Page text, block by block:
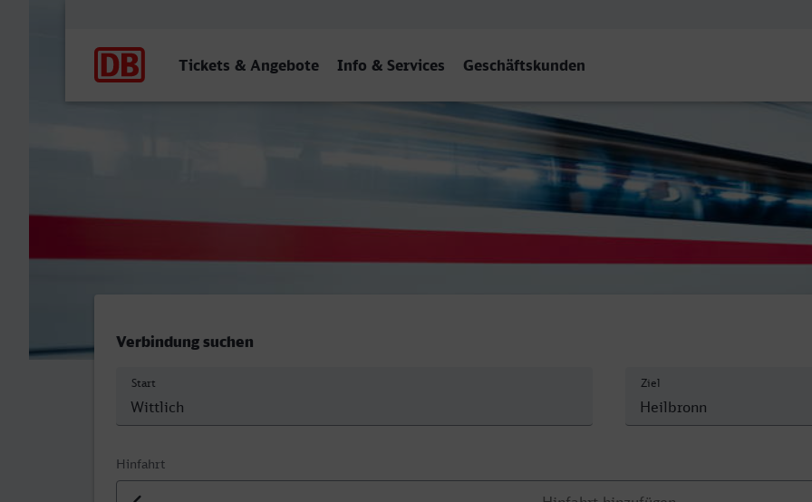
Tickets & Angebote Info & Services Geschäftskunden
Wittlich Hbf - Heilbronn Hbf
Verbindung suchen
Start Ziel
Hinfahrt
Datum der Hinfahrt